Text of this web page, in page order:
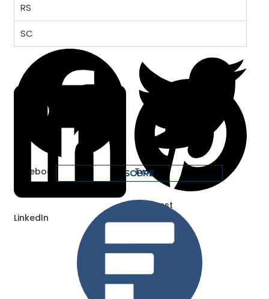
Facebook Twitter
LinkedIn
Pinterest
RS
SC
SOBRE